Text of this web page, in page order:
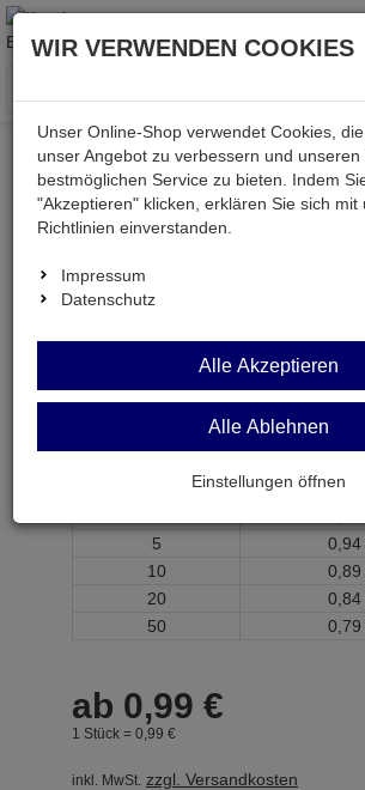
Menü
Weiter einkaufen Kessler electronic
Widerstände
DIL16A 3,3K
DIL16A 3,3K
Widerstands-Netzwerk 8x3,3 KOhm
ab Menge
Preis je
5
0, 94
10
0, 89
20
0, 84
50
0, 79
ab 0,99 €
1 Stück = 0, 99 €
inkl. MwSt. zzgl. Versandkosten
WIR VERWENDEN COOKIES
Unser Online-Shop verwendet Cookies, die
unser Angebot zu verbessern und unseren
bestmöglichen Service zu bieten. Indem
"Akzeptieren" klicken, erklären Sie sich mit
Richtlinien einverstanden.
Impressum
Datenschutz
Alle Akzeptieren
Alle Ablehnen
Einstellungen öffnen